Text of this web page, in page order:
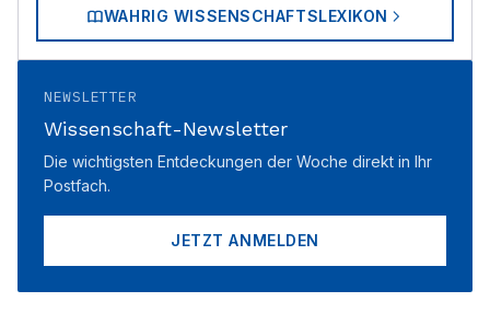
WAHRIG WISSENSCHAFTSLEXIKON
NEWSLETTER
Wissenschaft-Newsletter
Die wichtigsten Entdeckungen der Woche direkt in Ihr
Postfach.
JETZT ANMELDEN